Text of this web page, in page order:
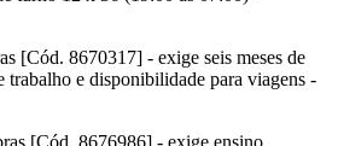
[Cód. 8670317] - exige seis meses de
trabalho e disponibilidade para viagens -
[Cód. 8676986] - exige ensino